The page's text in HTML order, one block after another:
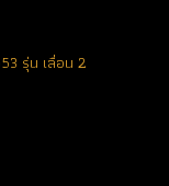
รุ่น เลื่อน 2